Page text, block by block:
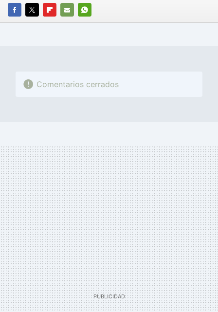
FACEBOOK
TWITTERFLIPBOARD
E-
WHATSAPP
Comentarios cerrados